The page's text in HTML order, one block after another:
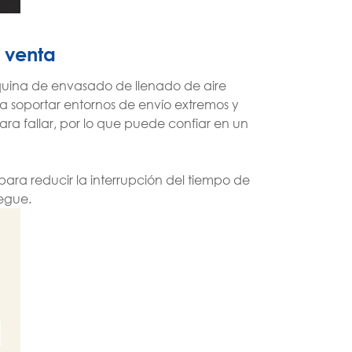
de envasado de llenado de aire
soportar entornos de envío extremos y
fallar, por lo que puede confiar en un
reducir la interrupción del tiempo de